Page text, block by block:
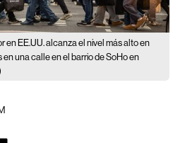
en EE.UU. alcanza el nivel más alto en
una calle en el barrio de SoHo en